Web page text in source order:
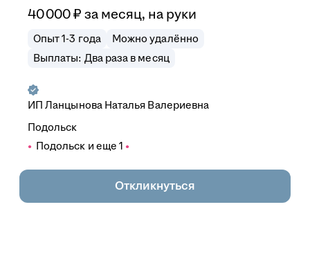
40 000₽ за месяц, на руки
Опыт 1-3 года
Можно удалённо
Выплаты: Два раза в месяц
ИПЛанцынова Наталья Валериевна
Подольск
Подольск и еще 1
Откликнуться